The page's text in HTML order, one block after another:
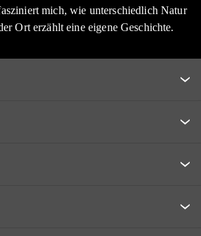
mich, wie unterschiedlich Natur
Ort erzählt eine eigene Geschichte.